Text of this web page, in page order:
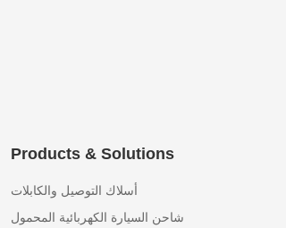
Products & Solutions
أسلاك التوصيل والكابلات
شاحن السيارة الكهربائية المحمول